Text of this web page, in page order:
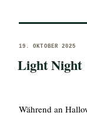
VERÖFFENTLICHT
19. OKTOBER 2025
Light Night
Während an